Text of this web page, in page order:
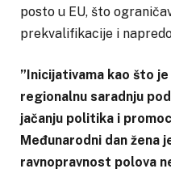
posto u EU, što
prekvalifikacije i
”Inicijativama kao što
regionalnu saradnju
jačanju politika i
Međunarodni dan žena
ravnopravnost polova